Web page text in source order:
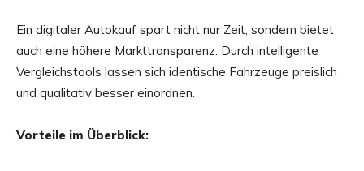
Ein digitaler Autokauf spart nicht nur Zeit, sondern bietet
auch eine höhere Markttransparenz. Durch intelligente
Vergleichstools lassen sich identische Fahrzeuge preislich
und qualitativ besser einordnen.
Vorteile im Überblick: